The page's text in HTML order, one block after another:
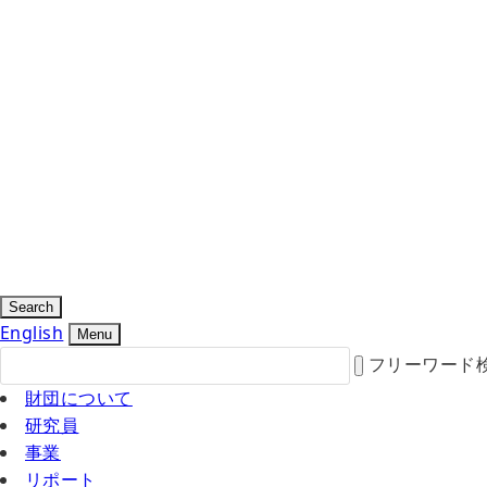
Search
English Menu
フリーワード
財団について
研究員
事業
リポート